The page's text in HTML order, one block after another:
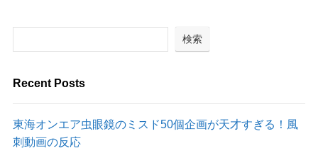
検索
Recent Posts
東海オンエア虫眼鏡のミスド50個企画が天才すぎる！風
刺動画の反応